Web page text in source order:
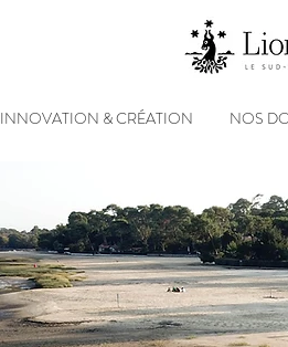
INNOVATION & CRÉATION NOS